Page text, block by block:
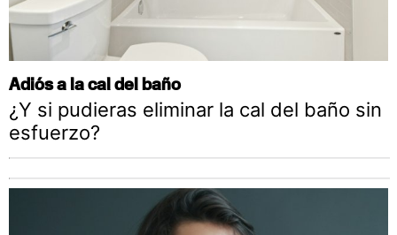
Adiós a la cal del baño
¿Y si pudieras eliminar la cal del baño sin
esfuerzo?